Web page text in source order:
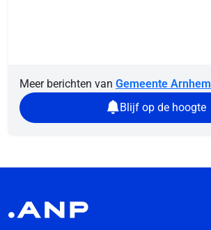
Meer berichten van Gemeente Arnhem
Blijf op de hoogte